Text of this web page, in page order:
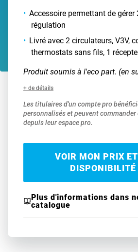
Accessoire permettant de gérer
régulation
Livré avec 2 circulateurs, V3V,
thermostats sans fils, 1
Produit soumis à l'eco part. (en
+ de détails
Les titulaires d'un compte pro
personnalisés et peuvent
depuis leur espace pro.
VOIR MON PRIX
DISPONIBILITÉ
Plus d'informations dans
catalogue